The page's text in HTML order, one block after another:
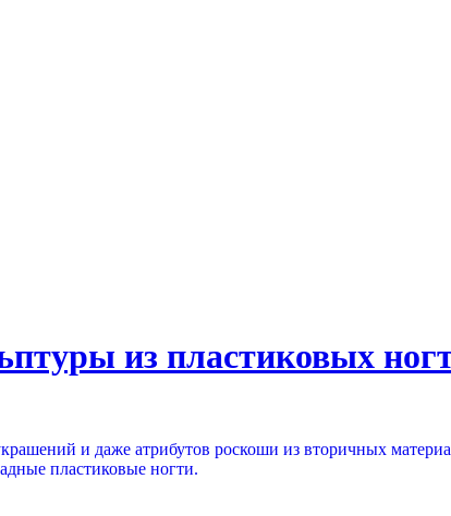
из пластиковых
и даже атрибутов роскоши из вторичных
пластиковые ногти.